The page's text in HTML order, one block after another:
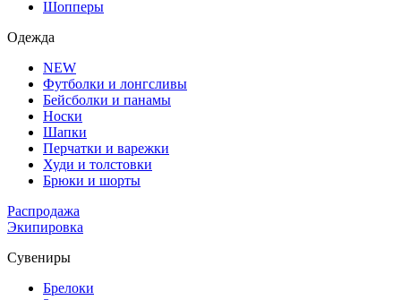
Шопперы
Одежда
NEW
Футболки и лонгсливы
Бейсболки и панамы
Носки
Шапки
Перчатки и варежки
Худи и толстовки
Брюки и шорты
Распродажа
Экипировка
Сувениры
Брелоки